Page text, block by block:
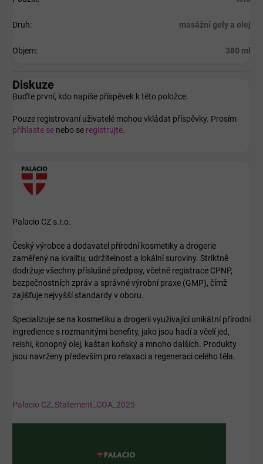
Druh: masážní gely a olej
Objem: 380 ml
Diskuze
Buďte první, kdo napíše příspěvek k této položce.
Pouze registrovaní uživatelé mohou vkládat příspěvky. Prosím
přihlaste se nebo se registrujte.
Palacio CZ s.r.o.
Český výrobce a dodavatel přírodní kosmetiky a drogerie
zaměřený na kvalitu, udržitelnost a lokální suroviny. Striktně
dodržuje všechny příslušné předpisy, včetně registrace CPNP,
bezpečnostních zpráv a správné výrobní praxe (GMP), čímž
zajišťuje nejvyšší standardy v oboru.
Specializuje se na kosmetiku a drogerii využívající unikátní přírodní
ingredience s rozmanitými benefity, jako jsou hadí a včelí jed,
reishi, konopný olej, kaštan koňský a mnoho dalších. Produkty
jsou navrženy především pro relaxaci a regeneraci celého těla.
Palacio CZ_Statement_COA_2025